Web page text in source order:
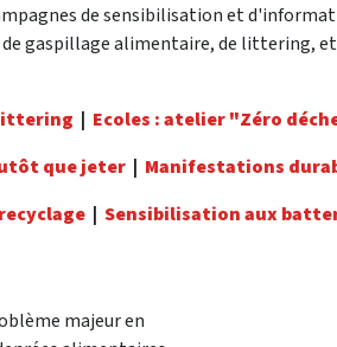
de sensibilisation et
gaspillage alimentaire, de littering,
| Ecoles : atelier "Zéro
que jeter | Manifestations
| Sensibilisation aux
majeur en